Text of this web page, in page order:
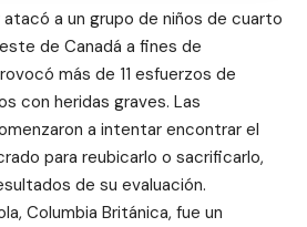
a un grupo de niños de cuarto
de Canadá a fines de
más de 11 esfuerzos de
con heridas graves. Las
a intentar encontrar el
para reubicarlo o sacrificarlo,
de su evaluación.
Columbia Británica, fue un